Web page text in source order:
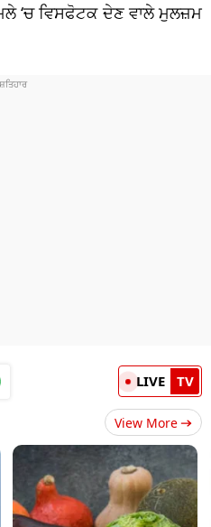
‘ਚ ਵਿਸਫੋਟਕ ਦੇਣ ਵਾਲੇ ਮੁਲਜ਼ਮ
LIVE TV
View More